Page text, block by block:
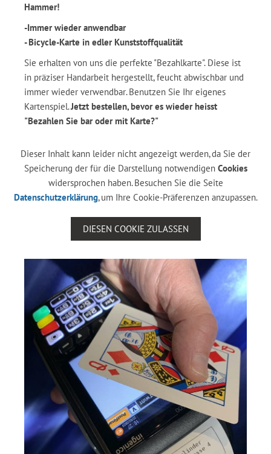
Hammer!
-Immer wieder anwendbar
- Bicycle-Karte in edler Kunststoffqualität
Sie erhalten von uns die perfekte "Bezahlkarte". Diese ist
in präziser Handarbeit hergestellt, feucht abwischbar und
immer wieder verwendbar. Benutzen Sie Ihr eigenes
Kartenspiel.Jetzt bestellen, bevor es wieder heisst
"Bezahlen Sie bar oder mit Karte?"
Dieser Inhalt kann leider nicht angezeigt werden, da Sie der
Speicherung der für die Darstellung notwendigen Cookies
widersprochen haben. Besuchen Sie die Seite
Datenschutzerklärung, um Ihre Cookie-Präferenzen anzupassen.
DIESEN COOKIE ZULASSEN